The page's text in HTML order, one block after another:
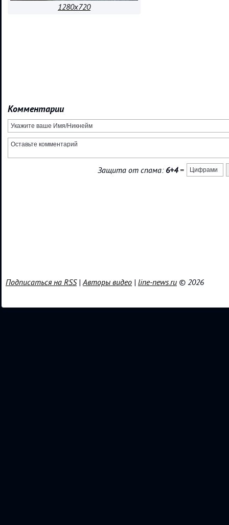
1280x720
Комментарии
Защита от спама: 6+4=
Подписаться на RSS|Авторы видео | line-news.ru © 2026